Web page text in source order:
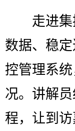
走进集
数据、稳
控管理系
况。讲解
程，让到